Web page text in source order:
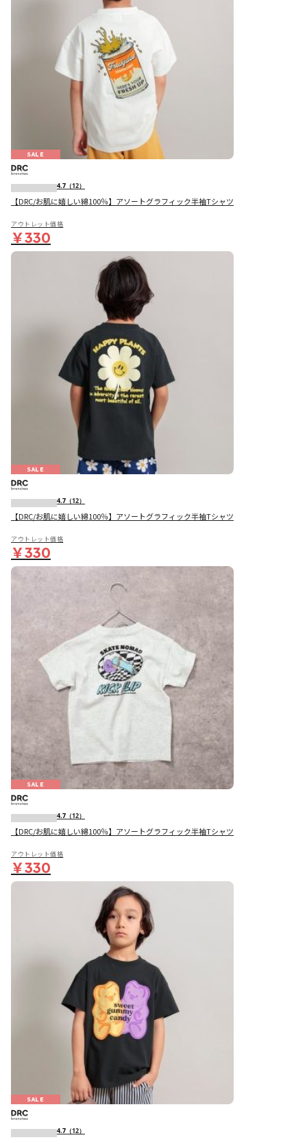
SALE
4.7 （12）
【DRC/お肌に嬉しい綿100％】アソートグラフィック半袖Tシャツ
アウトレット価格
￥330
SALE
4.7 （12）
【DRC/お肌に嬉しい綿100％】アソートグラフィック半袖Tシャツ
アウトレット価格
￥330
SALE
4.7 （12）
【DRC/お肌に嬉しい綿100％】アソートグラフィック半袖Tシャツ
アウトレット価格
￥330
SALE
4.7 （12）